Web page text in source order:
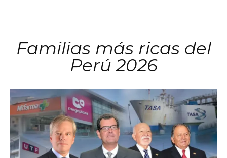
Familias más ricas del
Perú 2026